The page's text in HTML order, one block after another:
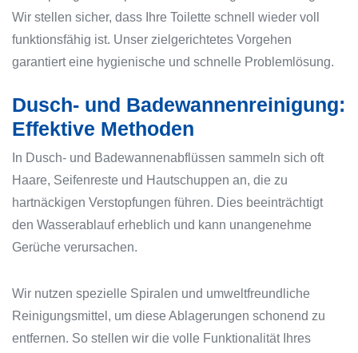
Wir stellen sicher, dass Ihre Toilette schnell wieder voll
funktionsfähig ist. Unser zielgerichtetes Vorgehen
garantiert eine hygienische und schnelle Problemlösung.
Dusch- und Badewannenreinigung:
Effektive Methoden
In Dusch- und Badewannenabflüssen sammeln sich oft
Haare, Seifenreste und Hautschuppen an, die zu
hartnäckigen Verstopfungen führen. Dies beeinträchtigt
den Wasserablauf erheblich und kann unangenehme
Gerüche verursachen.
Wir nutzen spezielle Spiralen und umweltfreundliche
Reinigungsmittel, um diese Ablagerungen schonend zu
entfernen. So stellen wir die volle Funktionalität Ihres